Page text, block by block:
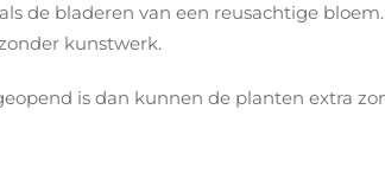
de bladeren van een reusachtige bloem.
kunstwerk.
is dan kunnen de planten extra